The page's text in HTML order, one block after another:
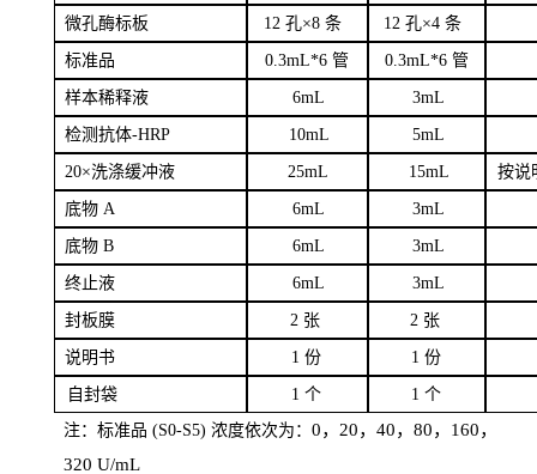
微孔酶标板 12 孔×8 条 12 孔×4 条
标准品 0.3mL*6 管 0.3mL*6 管
样本稀释液 6mL 3mL
检测抗体-HRP 10mL 5mL
20×洗涤缓冲液 25mL 15mL 按说
底物A 6mL 3mL
底物B 6mL 3mL
终止液 6mL 3mL
封板膜 2 张 2 张
说明书 1 份 1 份
自封袋 1 个 1 个
注：标准品 (S0-S5) 浓度依次为： 0，20，40，80，160，
320 U/mL